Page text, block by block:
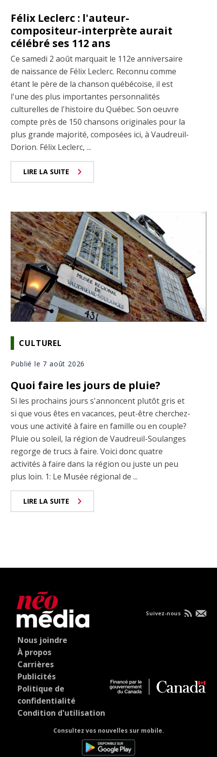
Félix Leclerc : l'auteur-
compositeur-interprète aurait
célébré ses 112 ans
Ce samedi 2 août marquait le 112e anniversaire
de naissance de Félix Leclerc. Reconnu comme
étant le père de la chanson québécoise, il est
l'une des plus importantes personnalités
culturelles de l'histoire du Québec. Son oeuvre
compte près de 150 chansons originales pour la
plus grande majorité, composées ici, à Vaudreuil-
Dorion. Félix Leclerc, ...
LIRE LA SUITE
CULTUREL
Publié le 7 août 2026
Quoi faire les jours de pluie?
Si les prochains jours s'annoncent plutôt gris et
si que vous êtes en vacances, peut-être cherchez-
vous une activité à faire en famille ou en couple?
Pluie ou soleil, la région de Vaudreuil-Soulanges
regorge de trucs à faire. Voici donc quatre
activités à faire dans la région ou juste un peu
plus loin. 1: Le Musée régional de ...
LIRE LA SUITE
Nous joindre
À propos
Carrières
Publicités
Politique de
confidentialité
Condition d'utilisation
Consultez vos nouvelles sur mobile.
Suivez-nous